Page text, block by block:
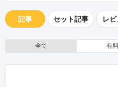
記事 セット記事 レ
全て 有料